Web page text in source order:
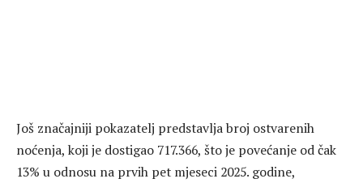
Još značajniji pokazatelj predstavlja broj ostvarenih
noćenja, koji je dostigao 717.366, što je povećanje od čak
13% u odnosu na prvih pet mjeseci 2025. godine,